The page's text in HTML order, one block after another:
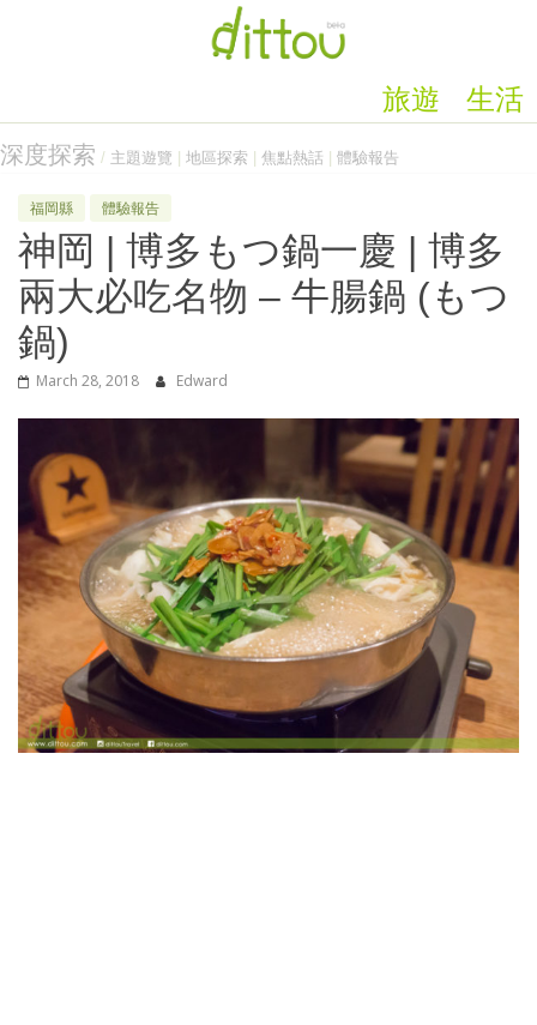
生活
旅遊
深度探索 / 主題遊覽 地區探索 焦點熱話 體驗報告
福岡縣 體驗報告
神岡 | 博多もつ鍋一慶 | 博多
兩大必吃名物 – 牛腸鍋 (もつ
鍋)
March 28, 2018 Edward